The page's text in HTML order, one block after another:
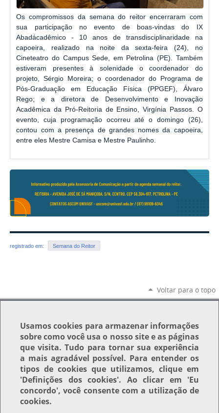
Os compromissos da semana do reitor encerraram com
sua participação no evento de boas-vindas do IX
Abadácadêmico - 10 anos de transdisciplinaridade na
capoeira, realizado na noite da sexta-feira (24), no
Cineteatro do Campus Sede, em Petrolina (PE). Também
estiveram presentes à solenidade o coordenador do
projeto, Sérgio Moreira; o coordenador do Programa de
Pós-Graduação em Educação Física (PPGEF), Álvaro
Rego; e a diretora de Desenvolvimento e Inovação
Acadêmica da Pró-Reitoria de Ensino, Virgínia Passos. O
evento, cuja programação ocorreu até o domingo (26),
contou com a presença de grandes nomes da capoeira,
entre eles Mestre Camisa e Mestre Paulinho.
registrado em: Semana do Reitor
Voltar para o topo
Usamoscookies para armazenar informações
sobre como você usa o nosso site e as páginas
que visita. Tudo para tornar sua experiência
a mais agradável possível. Para entender os
tipos de cookies que utilizamos, clique em
'Definições dos cookies'. Ao clicar em 'Eu
concordo', você consente com a utilização de
cookies.